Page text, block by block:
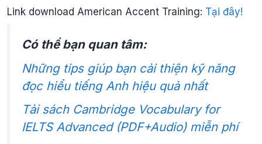
Link download American Accent Training: Tại đây!
Có thể bạn quan tâm:
Những tips giúp bạn cải thiện kỹ năng
đọc hiểu tiếng Anh hiệu quả nhất
Tải sách Cambridge Vocabulary for
IELTS Advanced (PDF+Audio) miễn phí